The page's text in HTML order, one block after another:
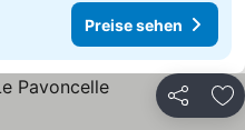
Preise sehen
Teilen